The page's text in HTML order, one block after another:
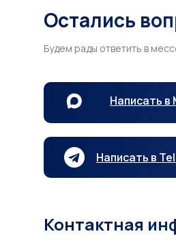
Остались
Написать в
Будем рады ответить в
Написать в
Контактная